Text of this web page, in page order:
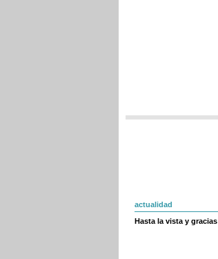
actualidad
Hasta la vista y gracias